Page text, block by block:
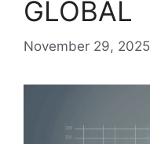
GLOBAL
November 29, 2025